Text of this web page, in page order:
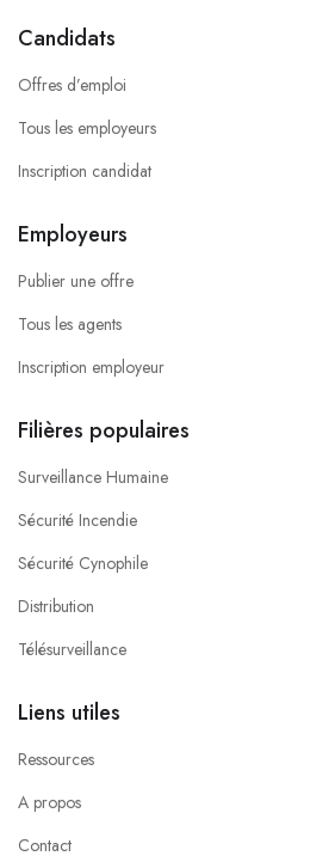
Candidats
Offres d’emploi
Tous les employeurs
Inscription candidat
Employeurs
Publier une offre
Tous les agents
Inscription employeur
Filières populaires
Surveillance Humaine
Sécurité Incendie
Sécurité Cynophile
Distribution
Télésurveillance
Liens utiles
Ressources
A propos
Contact